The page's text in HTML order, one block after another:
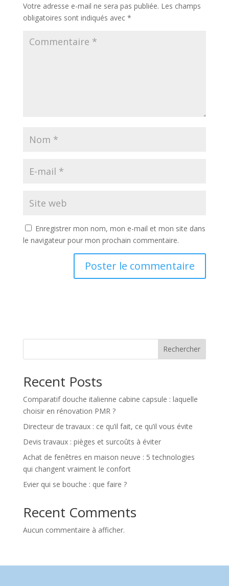
Votre adresse e-mail ne sera pas publiée. Les champs
obligatoires sont indiqués avec *
Enregistrer mon nom, mon e-mail et mon site dans
le navigateur pour mon prochain commentaire.
Rechercher
Recent Posts
Comparatif douche italienne cabine capsule : laquelle
choisir en rénovation PMR ?
Directeur de travaux : ce qu’il fait, ce qu’il vous évite
Devis travaux : pièges et surcoûts à éviter
Achat de fenêtres en maison neuve : 5 technologies
qui changent vraiment le confort
Evier qui se bouche : que faire ?
Recent Comments
Aucun commentaire à afficher.